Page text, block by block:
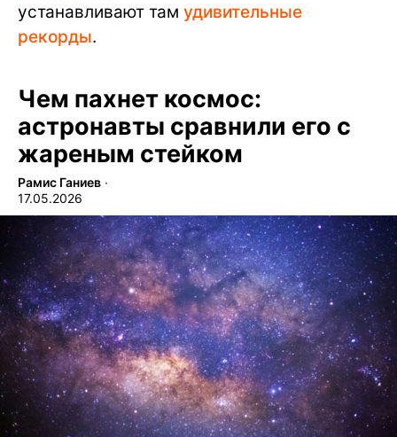
устанавливают там удивительные
рекорды.
Чем пахнет космос:
астронавты сравнили его с
жареным стейком
Рамис Ганиев ∙
17.05.2026